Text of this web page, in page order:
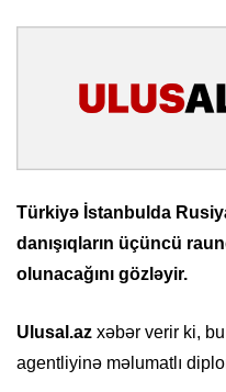
Türkiyə İstanbulda
danışıqların üçüncü
olunacağını gözləyir.
Ulusal.az xəbər verir ki,
agentliyinə məlumatlı